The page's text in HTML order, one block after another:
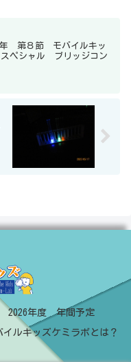
年 第８節 モバイルキッ
スペシャル ブリッジコン
2026年度 年間予定
イルキッズケミラボとは？